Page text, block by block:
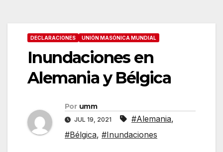
DECLARACIONES UNIÓN MASÓNICA MUNDIAL
Inundaciones en
Alemania y Bélgica
Por umm
JUL 19, 2021 #Alemania,
#Bélgica, #Inundaciones